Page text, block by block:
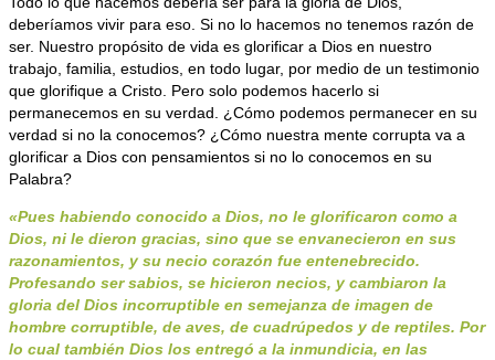
deberíamos vivir para eso. Si no lo hacemos no tenemos razón de
ser. Nuestro propósito de vida es glorificar a Dios en nuestro
trabajo, familia, estudios, en todo lugar, por medio de un testimonio
que glorifique a Cristo. Pero solo podemos hacerlo si
permanecemos en su verdad. ¿Cómo podemos permanecer en su
verdad si no la conocemos? ¿Cómo nuestra mente corrupta va a
glorificar a Dios con pensamientos si no lo conocemos en su
Palabra?
«Pues habiendo conocido a Dios, no le glorificaron como a
Dios, ni le dieron gracias, sino que se envanecieron en sus
razonamientos, y su necio corazón fue entenebrecido.
Profesando ser sabios, se hicieron necios, y cambiaron la
gloria del Dios incorruptible en semejanza de imagen de
hombre corruptible, de aves, de cuadrúpedos y de reptiles. Por
lo cual también Dios los entregó a la inmundicia, en las